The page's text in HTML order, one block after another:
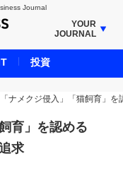
Journal
YOUR
JOURNAL
JOURNAL
ナメクジ侵入」「猫飼育」を
育」を認める
求
投資